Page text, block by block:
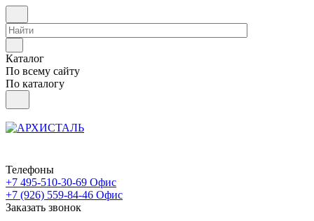
Каталог
По всему сайту
По каталогу
Телефоны
+7 495-510-30-69 Офис
+7 (926) 559-84-46 Офис
Заказать звонок